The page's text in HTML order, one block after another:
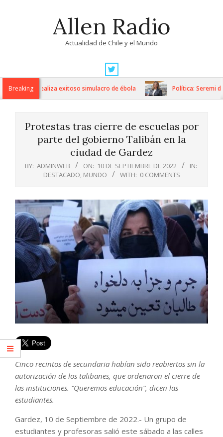
Allen Radio
Actualidad de Chile y el Mundo
Navigation
MenuBreaking
Fricke realiza exitoso simulacro de ébola Política: Seremi de
Protestas tras cierre de escuelas por
parte del gobierno Talibán en la
ciudad de Gardez
BY: ADMINWEB ON: 10 DE SEPTIEMBRE DE 2022
IN:
DESTACADO, MUNDO WITH: 0 COMMENTS
Cinco recintos de secundaria habían sido reabiertos sin la
autorización de los talibanes, que ordenaron el cierre de
las instituciones. “Queremos educación”, dicen las
estudiantes.
Gardez, 10 de Septiembre de 2022.- Un grupo de
estudiantes y profesoras salió este sábado a las calles